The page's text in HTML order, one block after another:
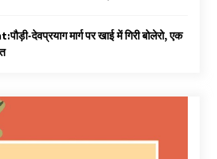
देवप्रयाग मार्ग पर खाई में गिरी बोलेरो, एक